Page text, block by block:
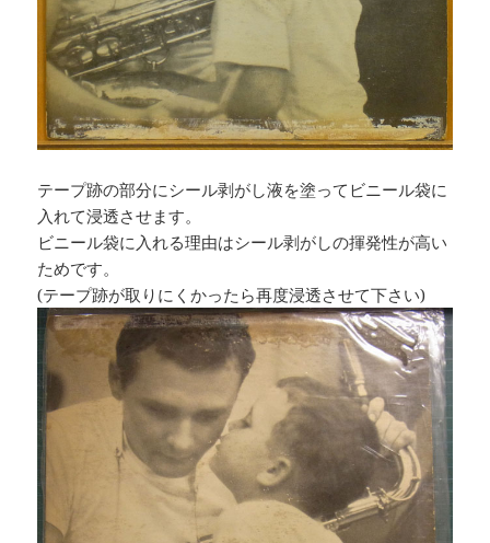
テープ跡の部分にシール剥がし液を塗ってビニール袋に
入れて浸透させます。
ビニール袋に入れる理由はシール剥がしの揮発性が高い
ためです。
(テープ跡が取りにくかったら再度浸透させて下さい)